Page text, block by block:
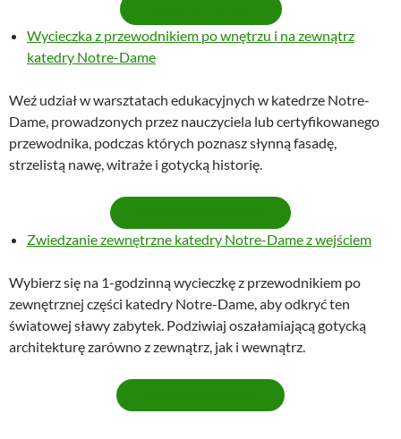
Wycieczka z przewodnikiem po wnętrzu i na zewnątrz
katedry Notre-Dame
Weź udział w warsztatach edukacyjnych w katedrze Notre-
Dame, prowadzonych przez nauczyciela lub certyfikowanego
przewodnika, podczas których poznasz słynną fasadę,
strzelistą nawę, witraże i gotycką historię.
Zwiedzanie zewnętrzne katedry Notre-Dame z wejściem
Wybierz się na 1-godzinną wycieczkę z przewodnikiem po
zewnętrznej części katedry Notre-Dame, aby odkryć ten
światowej sławy zabytek. Podziwiaj oszałamiającą gotycką
architekturę zarówno z zewnątrz, jak i wewnątrz.